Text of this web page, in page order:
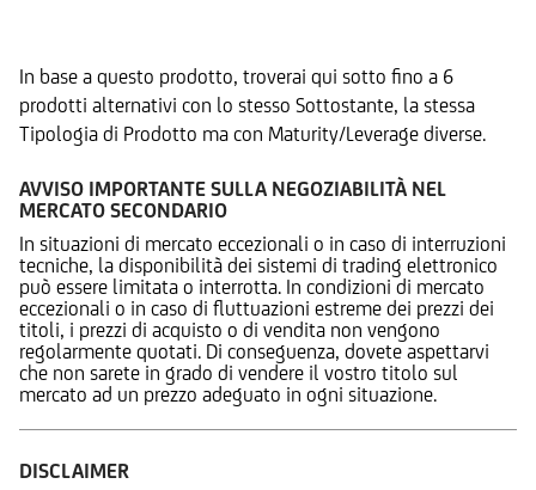
In base a questo prodotto, troverai qui sotto fino a 6
prodotti alternativi con lo stesso Sottostante, la stessa
Tipologia di Prodotto ma con Maturity/Leverage diverse.
AVVISO IMPORTANTE SULLA NEGOZIABILITÀ NEL
MERCATO SECONDARIO
In situazioni di mercato eccezionali o in caso di interruzioni
tecniche, la disponibilità dei sistemi di trading elettronico
può essere limitata o interrotta. In condizioni di mercato
eccezionali o in caso di fluttuazioni estreme dei prezzi dei
titoli, i prezzi di acquisto o di vendita non vengono
regolarmente quotati. Di conseguenza, dovete aspettarvi
che non sarete in grado di vendere il vostro titolo sul
mercato ad un prezzo adeguato in ogni situazione.
DISCLAIMER